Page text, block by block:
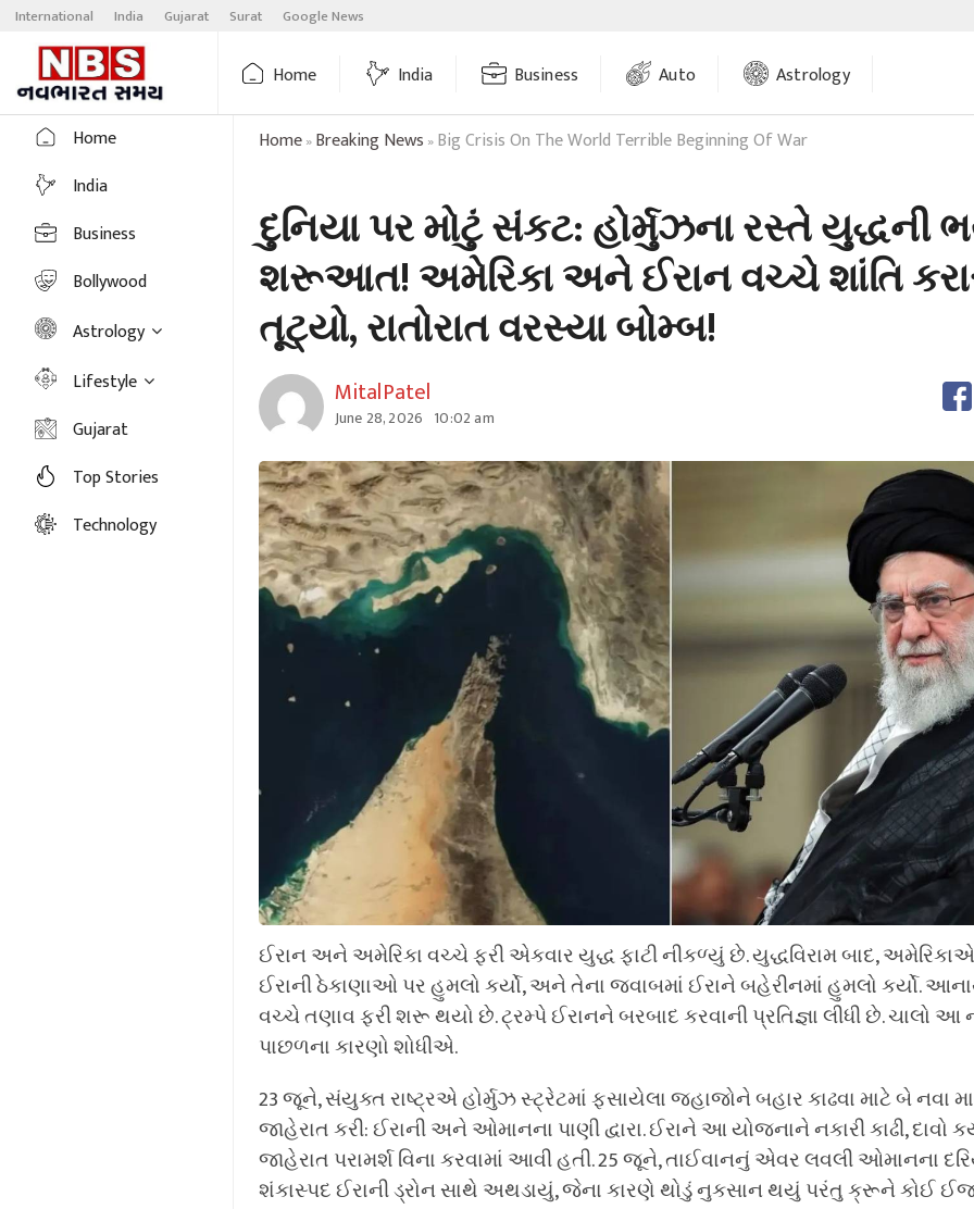
Skip
content
International India Gujarat Surat Google News
Home India Business Auto Astrology
Home
India
Business
Bollywood
Astrology
Lifestyle
Gujarat
Top Stories
Technology
Home»Breaking News »Big Crisis On The World Terrible Beginning Of War
દુનિયા પર મોટું સંકટ: હોર્મુઝના રસ્તે યુદ્ધની
શરૂઆત! અમેરિકા અને ઈરાન વચ્ચે શાંતિ
તૂટ્યો, રાતોરાત વરસ્યા બોમ્બ!
MitalPatel
June 28, 2026 10:02 am
ઈરાન અને અમેરિકા વચ્ચે ફરી એકવાર યુદ્ધ ફાટી નીકળ્યું છે. યુદ્ધવિરામ બાદ,
ઈરાની ઠેકાણાઓ પર હુમલો કર્યો, અને તેના જવાબમાં ઈરાને બહેરીનમાં હુમલો કર્યો.
વચ્ચે તણાવ ફરી શરૂ થયો છે. ટ્રમ્પે ઈરાનને બરબાદ કરવાની પ્રતિજ્ઞા લીધી છે. ચાલો
પાછળના કારણો શોધીએ.
23 જૂને, સંયુક્ત રાષ્ટ્રએ હોર્મુઝ સ્ટ્રેટમાં ફસાયેલા જહાજોને બહાર કાઢવા માટે બે નવા
જાહેરાત કરી: ઈરાની અને ઓમાનના પાણી દ્વારા. ઈરાને આ યોજનાને નકારી કાઢી, દાવો
જાહેરાત પરામર્શ વિના કરવામાં આવી હતી. 25 જૂને, તાઈવાનનું એવર લવલી ઓમાનના
શંકાસ્પદ ઈરાની ડ્રોન સાથે અથડાયું, જેના કારણે થોડું નુકસાન થયું પરંતુ ક્રૂને કોઈ